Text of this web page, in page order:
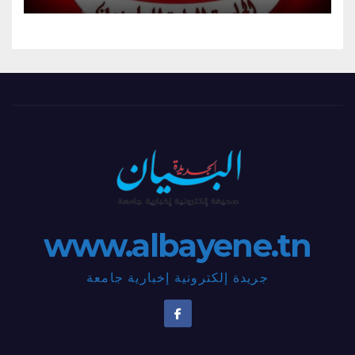
www.albayene.tn
جريدة إلكترونية إخبارية جامعة